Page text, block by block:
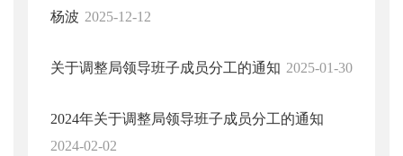
杨波 2025-12-12
关于调整局领导班子成员分工的通知 2025-01-30
2024年关于调整局领导班子成员分工的通知
2024-02-02